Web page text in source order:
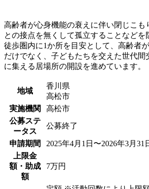
高齢者が心身機能の衰えに伴い閉じこも
との接点を無くして孤立することなどを
徒歩圏内に1か所を目安として、高齢者
だけでなく、子どもたちを交えた世代間
に集える居場所の開設を進めています。
地域
香川県
高松市
実施機関
高松市
公募ステ
ータス
公募終了
申請期間
2025年4月1日〜2026年3月31
上限金
額・助成
額
7万円